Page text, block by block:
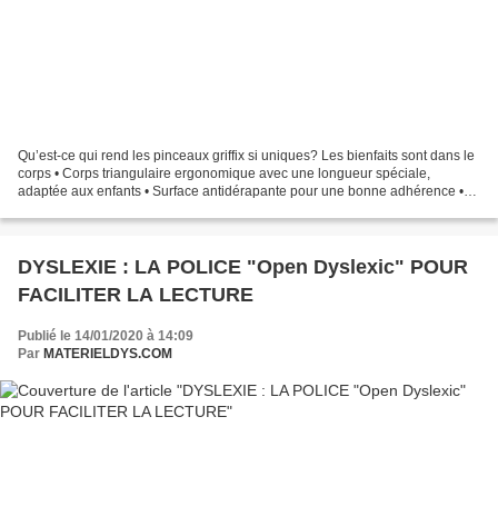
Qu’est-ce qui rend les pinceaux griffix si uniques? Les bienfaits sont dans le
corps • Corps triangulaire ergonomique avec une longueur spéciale,
adaptée aux enfants • Surface antidérapante pour une bonne adhérence •
DYSLEXIE : LA POLICE "Open Dyslexic" POUR
FACILITER LA LECTURE
Publié le 14/01/2020 à 14:09
Par MATERIELDYS.COM